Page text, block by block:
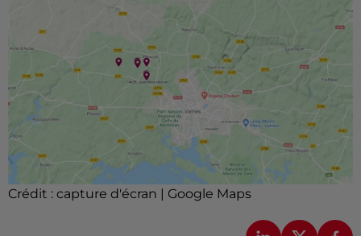
Crédit : capture d'écran | Google Maps